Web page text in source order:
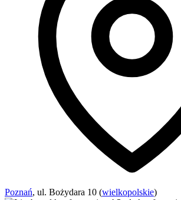
Poznań, ul. Bożydara 10 (wielkopolskie)